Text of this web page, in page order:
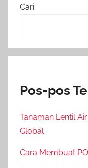
Cari
Pos-pos
Tanaman Lentil
Global
Cara Membuat